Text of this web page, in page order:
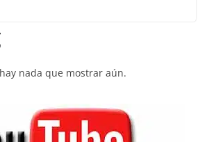
nada que mostrar aún.